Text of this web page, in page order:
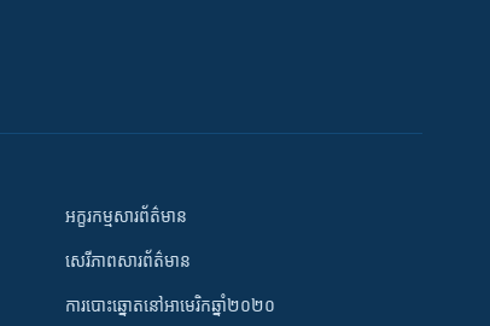
អក្ខរកម្មសារព័ត៌មាន
សេរីភាពសារព័ត៌មាន
ការបោះឆ្នោតនៅអាមេរិកឆ្នាំ២០២០